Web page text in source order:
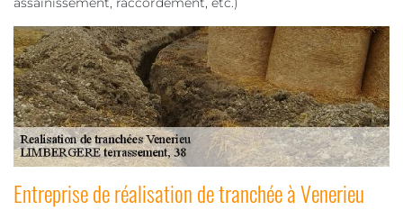
Entreprise de réalisation de tranchée à Venerieu